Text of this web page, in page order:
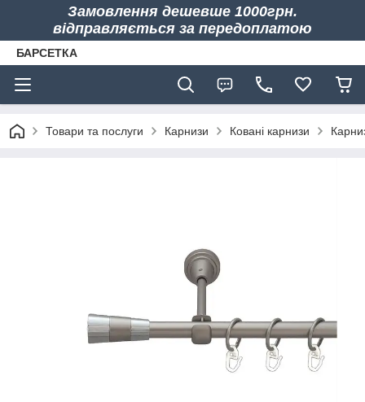
Замовлення дешевше 1000грн.
відправляється за передоплатою
БАРСЕТКА
Товари та послуги Карнизи Ковані карнизи